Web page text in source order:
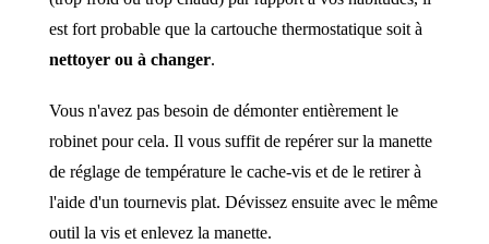
est fort probable que la cartouche thermostatique soit à
nettoyer ou à changer.
Vous n'avez pas besoin de démonter entièrement le
robinet pour cela. Il vous suffit de repérer sur la manette
de réglage de température le cache-vis et de le retirer à
l'aide d'un tournevis plat. Dévissez ensuite avec le même
outil la vis et enlevez la manette.